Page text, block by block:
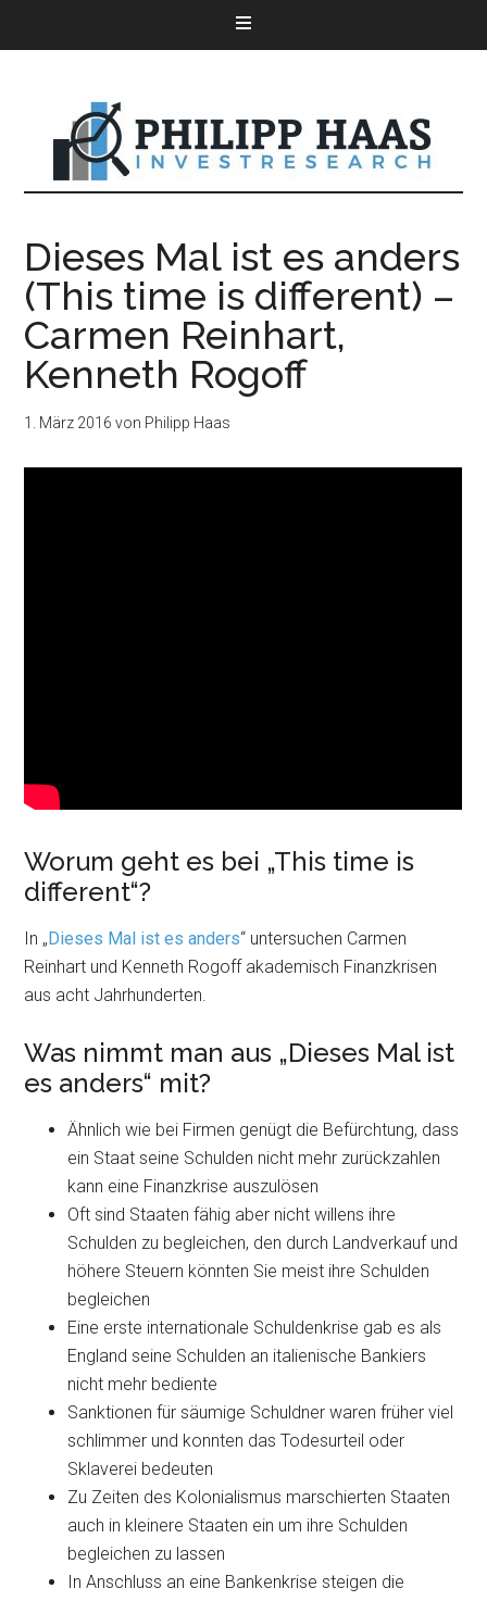
Dieses Mal ist es anders
(This time is different) –
Carmen Reinhart,
Kenneth Rogoff
1. März 2016 von Philipp Haas
Worum geht es bei „This time is
different“?
In „Dieses Mal ist es anders“ untersuchen Carmen
Reinhart und Kenneth Rogoff akademisch Finanzkrisen
aus acht Jahrhunderten.
Was nimmt man aus „Dieses Mal ist
es anders“ mit?
Ähnlich wie bei Firmen genügt die Befürchtung, dass
ein Staat seine Schulden nicht mehr zurückzahlen
kann eine Finanzkrise auszulösen
Oft sind Staaten fähig aber nicht willens ihre
Schulden zu begleichen, den durch Landverkauf und
höhere Steuern könnten Sie meist ihre Schulden
begleichen
Eine erste internationale Schuldenkrise gab es als
England seine Schulden an italienische Bankiers
nicht mehr bediente
Sanktionen für säumige Schuldner waren früher viel
schlimmer und konnten das Todesurteil oder
Sklaverei bedeuten
Zu Zeiten des Kolonialismus marschierten Staaten
auch in kleinere Staaten ein um ihre Schulden
begleichen zu lassen
In Anschluss an eine Bankenkrise steigen die